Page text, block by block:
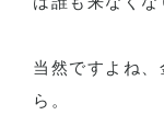
当然ですよね
ら。